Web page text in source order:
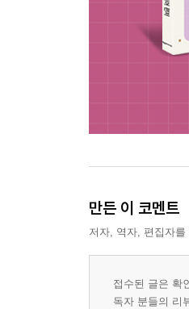
만든 이 코멘트
저자, 역자, 편집자
접수된 글은 확
독자 분들의 리